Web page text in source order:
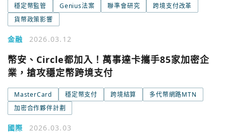
穩定幣監管 Genius法案 聯準會研究
跨境支付改革
貨幣政策影響
金融 2026.03.12
幣安、Circle都加入！萬事達卡攜手85家加密企
業，搶攻穩定幣跨境支付
MasterCard 穩定幣支付 跨境結算
多代幣網路MTN
加密合作夥伴計劃
國際 2026.03.03
今日熱門
繼續表示您已同意
今日熱門
關閉